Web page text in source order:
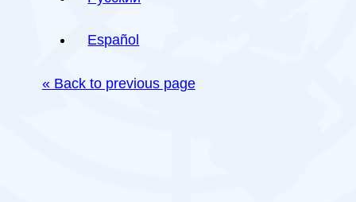
Español
« Back to previous page